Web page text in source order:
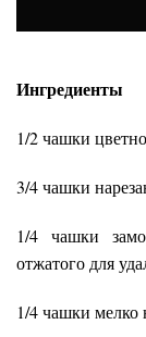
Ингредиенты
1/2 чашки
3/4 чашки
1/4 чашки
отжатого для
1/4 чашки мелко